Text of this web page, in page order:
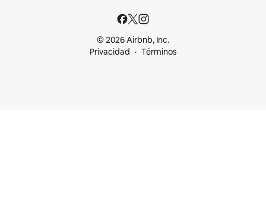
© 2026 Airbnb, Inc.
Privacidad
Términos